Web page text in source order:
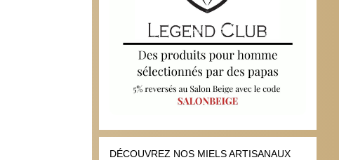
DÉCOUVREZ NOS MIELS ARTISANAUX